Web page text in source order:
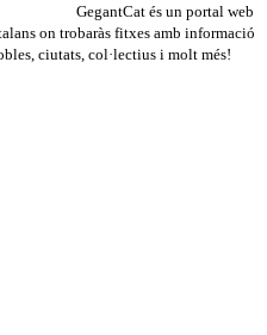
GegantCat és un portal web
on trobaràs fitxes amb informació
ciutats, col·lectius i molt més!